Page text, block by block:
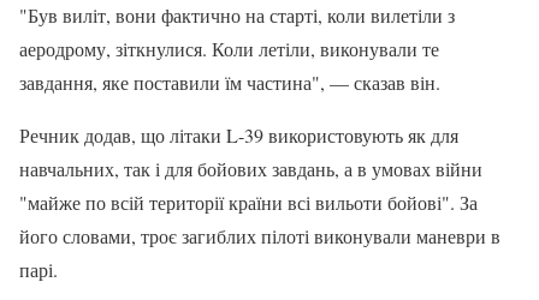
"Був виліт, вони фактично на старті, коли вилетіли з
аеродрому, зіткнулися. Коли летіли, виконували те
завдання, яке поставили їм частина", — сказав він.
Речник додав, що літаки L-39 використовують як для
навчальних, так і для бойових завдань, а в умовах війни
"майже по всій території країни всі вильоти бойові". За
його словами, троє загиблих пілоті виконували маневри в
парі.